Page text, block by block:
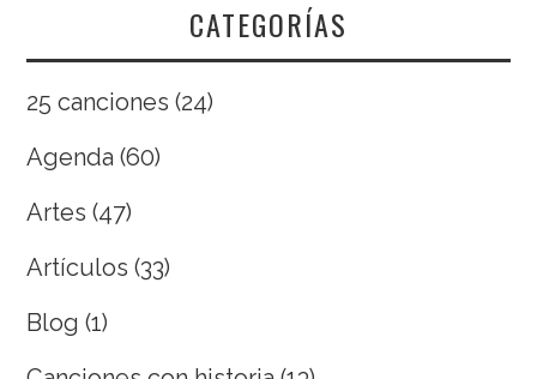
CATEGORÍAS
25 canciones (24)
Agenda (60)
Artes (47)
Artículos (33)
Blog (1)